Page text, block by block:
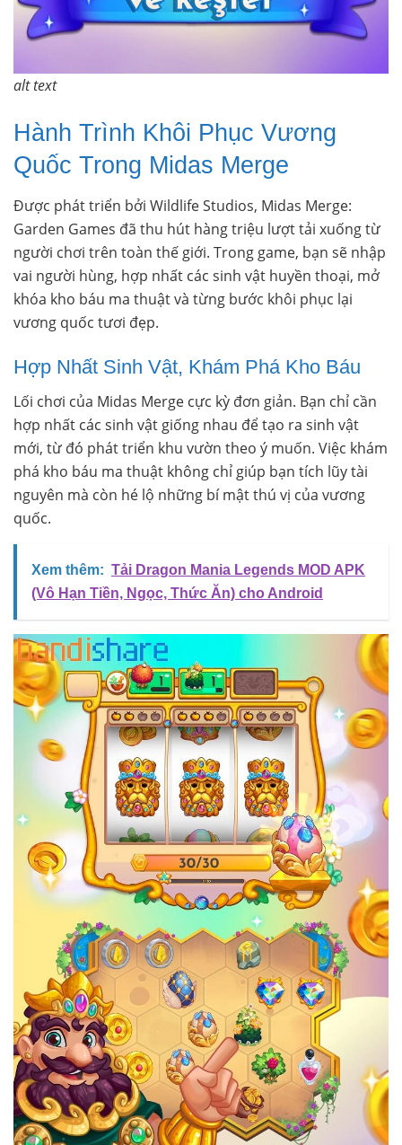
alt text
Hành Trình Khôi Phục Vương
Quốc Trong Midas Merge
Được phát triển bởi Wildlife Studios, Midas Merge:
Garden Games đã thu hút hàng triệu lượt tải xuống từ
người chơi trên toàn thế giới. Trong game, bạn sẽ nhập
vai người hùng, hợp nhất các sinh vật huyền thoại, mở
khóa kho báu ma thuật và từng bước khôi phục lại
vương quốc tươi đẹp.
Hợp Nhất Sinh Vật, Khám Phá Kho Báu
Lối chơi của Midas Merge cực kỳ đơn giản. Bạn chỉ cần
hợp nhất các sinh vật giống nhau để tạo ra sinh vật
mới, từ đó phát triển khu vườn theo ý muốn. Việc khám
phá kho báu ma thuật không chỉ giúp bạn tích lũy tài
nguyên mà còn hé lộ những bí mật thú vị của vương
quốc.
Xem thêm: Tải Dragon Mania Legends MOD APK
(Vô Hạn Tiền, Ngọc, Thức Ăn) cho Android